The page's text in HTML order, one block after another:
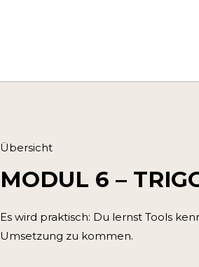
Übersicht
MODUL 6 –
Es wird praktisch: Du lernst Tools
Umsetzung zu kommen.